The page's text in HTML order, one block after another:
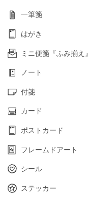
一筆箋
はがき
ミニ便箋『ふみ揃え』
ノート
付箋
カード
ポストカード
フレームドアート
シール
ステッカー